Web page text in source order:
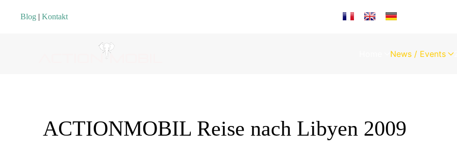
Blog | Kontakt Sprache auswählen
News / Events
ACTIONMOBIL Reise nach Libyen 2009